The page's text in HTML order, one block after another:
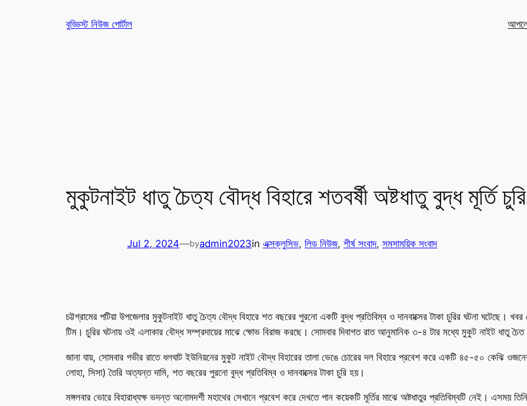
বুড্ডিস্ট নিউজ পোর্টাল
মুকুটনাইট ধাতু চৈত্য বৌদ্ধ বিহারে শতবর্ষী অষ্টধাতু বুদ্ধ মূর্তি চুরি
Jul 2, 2024—byadmin2023in এক্সক্লুসিভ, লিড নিউজ, শীর্ষ সংবাদ, সমসাময়িক সংবাদ
চট্টগ্রামের পটিয়া উপজেলার মুকুটনাইট ধাতু চৈত্য বৌদ্ধ বিহারে শত বছরের পুরনো একটি বুদ্ধ প্রতিবিম্ব ও দানবাক্সের টাকা চুরির ঘটনা ঘটেছে।
টিম। চুরির ঘটনায় ওই এলাকার বৌদ্ধ সম্প্রদায়ের মাঝে ক্ষোভ বিরাজ করছে। সোমবার দিবাগত রাত আনুমানিক ৩-৪ টার মধ্যে মুকুট নাইট ধাতু চৈত
জানা যায়, সোমবার গভীর রাতে ধলঘাট ইউনিয়নের মুকুট নাইট বৌদ্ধ বিহারের তালা ভেঙে চোরের দল বিহারে প্রবেশ করে একটি ৪৫-৫০ কেঝি
লোহা, সিসা) তৈরি অত্যন্ত দামি, শত বছরের পুরনো বুদ্ধ প্রতিবিম্ব ও দানবাক্সের টাকা চুরি হয়।
মঙ্গলবার ভোরে বিহারাধ্যক্ষ ভদন্ত অনোমদর্শী মহাথের সেখানে প্রবেশ করে দেখতে পান কয়েকটি মূর্তির মাঝে অষ্টধাতুর প্রতিবিম্বটি নেই। এসময়